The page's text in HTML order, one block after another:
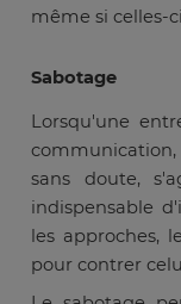
même si celles-
Sabotage
Lorsqu'une
sans doute,
indispensable
les approches,
pour contrer